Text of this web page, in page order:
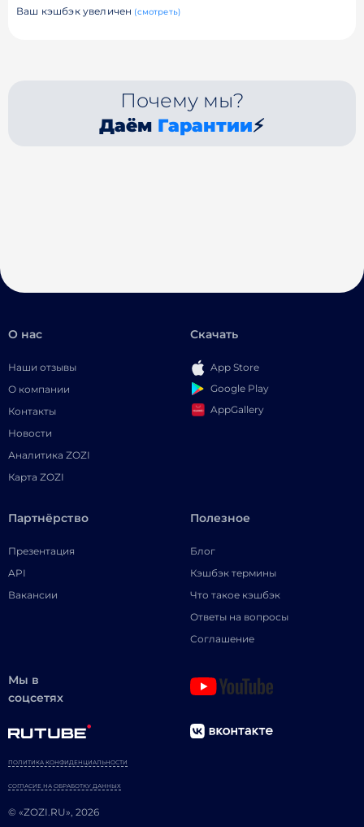
Ваш кэшбэк увеличен (смотреть)
Почему мы?
Даём Гарантии⚡
О нас
Наши отзывы
О компании
Контакты
Новости
Аналитика ZOZI
Карта ZOZI
Скачать
App Store
Google Play
AppGallery
Партнёрство
Презентация
API
Вакансии
Полезное
Блог
Кэшбэк термины
Что такое кэшбэк
Ответы на вопросы
Соглашение
Мы в
соцсетях
© «ZOZI.RU», 2026
ПОЛИТИКА КОНФИДЕНЦИАЛЬНОСТИ
СОГЛАСИЕ НА ОБРАБОТКУ ДАННЫХ